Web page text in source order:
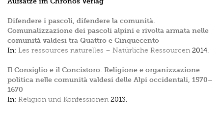
Difendere i pascoli, difendere la comunità.
Comunalizzazione dei pascoli alpini e rivolta armata nelle
comunità valdesi tra Quattro e Cinquecento
In: Les ressources naturelles – Natürliche Ressourcen 2014.
Il Consiglio e il Concistoro. Religione e organizzazione
politica nelle comunità valdesi delle Alpi occidentali, 1570–
1670
In: Religion und Konfessionen 2013.